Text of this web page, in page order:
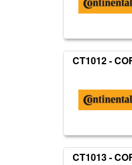
CT1012 -
CT1013 -